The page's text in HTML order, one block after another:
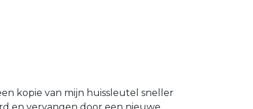
kopie van mijn huissleutel sneller